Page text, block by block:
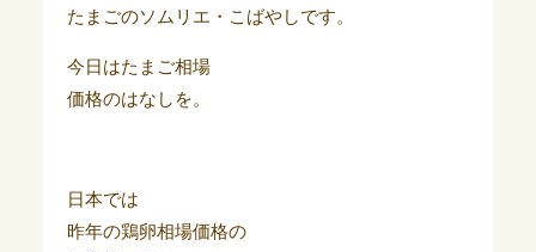
たまごのソムリエ・こばやしです。
今日はたまご相場
価格のはなしを。
日本では
昨年の鶏卵相場価格の